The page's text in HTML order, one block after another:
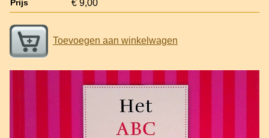
Prijs € 9,00
Toevoegen aan winkelwagen